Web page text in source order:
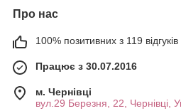
Про нас
100% позитивних з 119 відгуків
Працює з 30.07.2016
м. Чернівці
вул.29 Березня, 22, Чернівці,